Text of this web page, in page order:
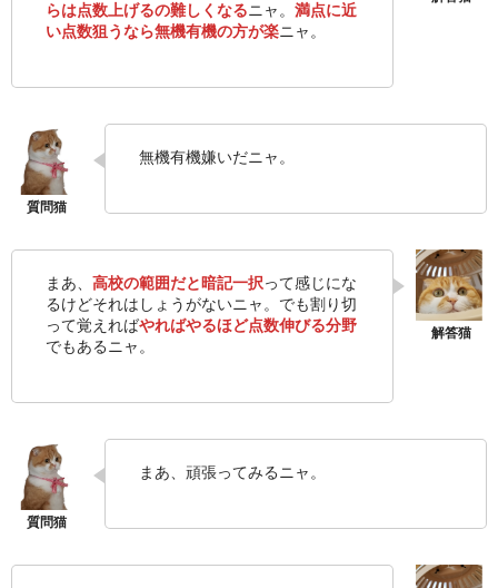
らは点数上げるの難しくなるニャ。 満点に近
い点数狙うなら無機有機の方が楽ニャ。
無機有機嫌いだニャ。
まあ、 高校の範囲だと暗記一択って感じにな
るけどそれはしょうがないニャ。でも割り切
って覚えればやればやるほど点数伸びる分野
でもあるニャ。
まあ、頑張ってみるニャ。